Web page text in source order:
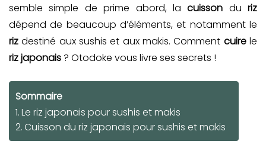
semble simple de prime abord, lacuisson du riz
dépend de beaucoup d’éléments, et notamment le
riz destiné aux sushis et aux makis. Comment cuirele
rizjaponais ? Otodoke vous livre ses secrets !
Sommaire
Le riz japonais pour sushis et makis
Cuisson du riz japonais pour sushis et makis